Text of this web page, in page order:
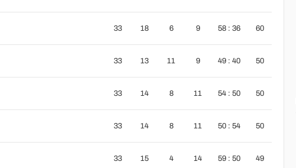
33 18 6 9 58 : 36 60
33 13 11 9 49 : 40 50
33 14 8 11 54 : 50 50
33 14 8 11 50 : 54 50
33 15 4 14 59 : 50 49